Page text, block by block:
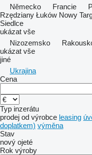
Německo
Francie
Rzędziany Łuków Nowy
Siedlce
ukázat vše
Nizozemsko
ukázat vše
jiné
Ukrajina
Cena
Typ inzerátu
prodej od výrobce leasing
doplatkem) výměna
Stav
nový ojeté
Rok výroby